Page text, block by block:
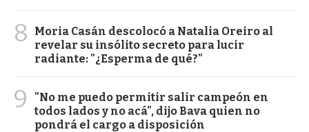
8
Moria Casán descolocó a Natalia Oreiro al
revelar su insólito secreto para lucir
radiante: "¿Esperma de qué?"
9
"No me puedo permitir salir campeón en
todos lados y no acá", dijo Bava quien no
pondrá el cargo a disposición